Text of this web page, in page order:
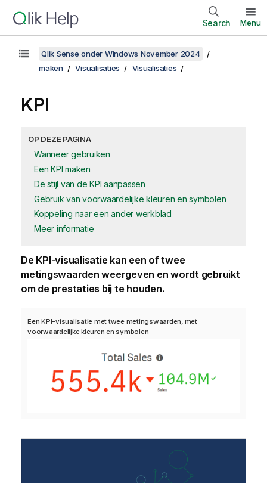
Search Menu
Qlik Sense onder Windows November 2024
maken
Visualisaties Visualisaties
KPI
OP DEZE PAGINA
Wanneer gebruiken
Een KPI maken
De stijl van de KPI aanpassen
Gebruik van voorwaardelijke kleuren en symbolen
Koppeling naar een ander werkblad
Meer informatie
De KPI-visualisatie kan een of twee
metingswaarden weergeven en wordt gebruikt
om de prestaties bij te houden.
Een KPI-visualisatie met twee metingswaarden, met
voorwaardelijke kleuren en symbolen